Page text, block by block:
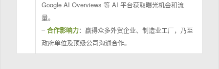
Google AI Overviews 等 AI 平台获取曝光机会和流
量。
–合作影响力：赢得众多外贸企业、制造业工厂，乃至
政府单位及顶级公司沟通合作。